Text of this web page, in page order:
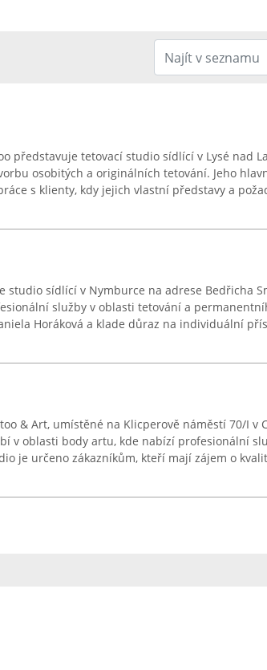
představuje tetovací studio sídlící v Lysé nad
osobitých a originálních tetování. Jeho
s klienty, kdy jejich vlastní představy a
studio sídlící v Nymburce na adrese Bedřicha
služby v oblasti tetování a
Horáková a klade důraz na individuální
& Art, umístěné na Klicperově náměstí 70/I v
v oblasti body artu, kde nabízí profesionální
je určeno zákazníkům, kteří mají zájem o